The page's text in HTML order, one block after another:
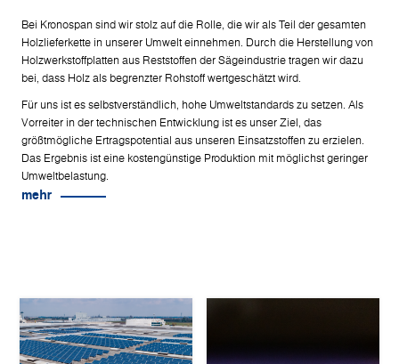
Bei Kronospan sind wir stolz auf die Rolle, die wir als Teil der gesamten
Holzlieferkette in unserer Umwelt einnehmen. Durch die Herstellung von
Holzwerkstoffplatten aus Reststoffen der Sägeindustrie tragen wir dazu
bei, dass Holz als begrenzter Rohstoff wertgeschätzt wird.
Für uns ist es selbstverständlich, hohe Umweltstandards zu setzen. Als
Vorreiter in der technischen Entwicklung ist es unser Ziel, das
größtmögliche Ertragspotential aus unseren Einsatzstoffen zu erzielen.
Das Ergebnis ist eine kostengünstige Produktion mit möglichst geringer
Umweltbelastung.
mehr